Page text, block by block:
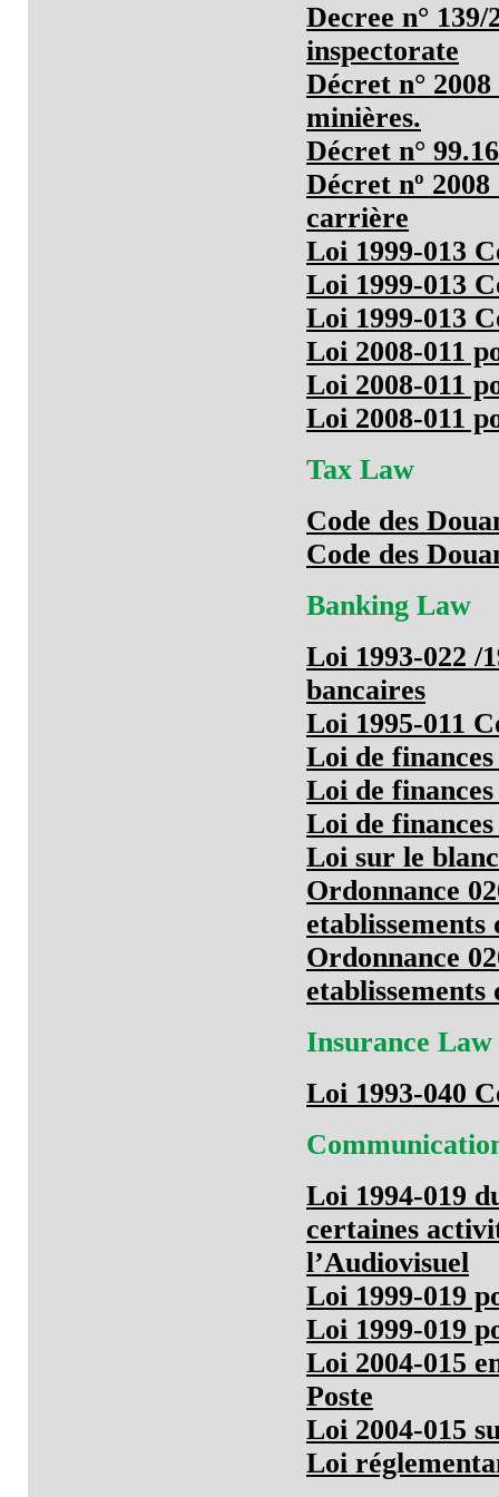
Decree n°
inspectorate
Décret n°
minières.
Décret n°
Décret nº
carrière
Loi 1999-013
Loi 1999-013
Loi 1999-013
Loi 2008-011
Loi 2008-011
Loi 2008-011
Tax Law
Code des
Code des
Banking Law
Loi 1993-022 /
bancaires
Loi 1995-011
Loi de
Loi de
Loi de
Loi sur le
Ordonnance
etablissements
Ordonnance
etablissements
Insurance Law
Loi 1993-040
Loi 1994-019
certaines
l’Audiovisuel
Loi 1999-019
Loi 1999-019
Loi 2004-015
Poste
Loi 2004-015
Loi